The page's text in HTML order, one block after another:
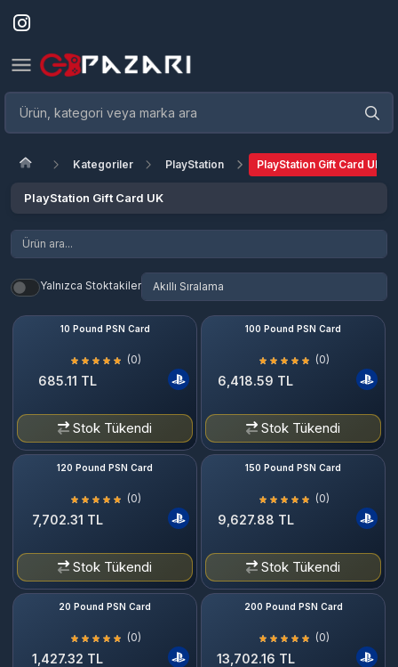
Kategoriler PlayStation PlayStation Gift Card UK
PlayStation Gift Card UK
Yalnızca Stoktakiler
10 Pound PSN Card
(0)
685.11 TL
Stok Tükendi
100 Pound PSN Card
(0)
6,418.59 TL
Stok Tükendi
120 Pound PSN Card
(0)
7,702.31 TL
Stok Tükendi
150 Pound PSN Card
(0)
9,627.88 TL
Stok Tükendi
20 Pound PSN Card
(0)
1,427.32 TL
200 Pound PSN Card
(0)
13,702.16 TL